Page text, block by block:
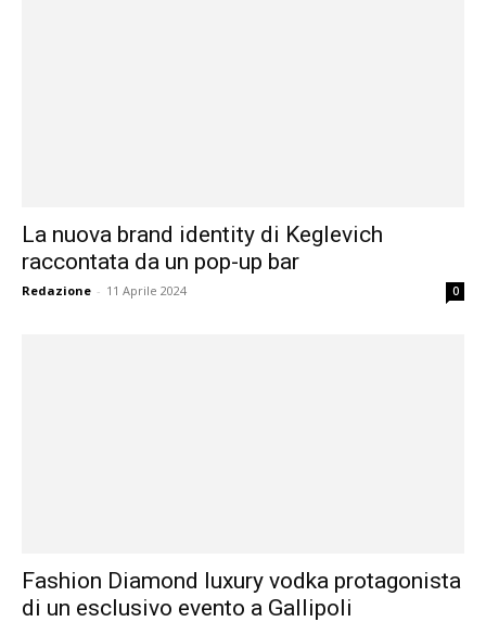
La nuova brand identity di Keglevich
raccontata da un pop-up bar
Redazione - 11 Aprile 2024 0
Fashion Diamond luxury vodka protagonista
di un esclusivo evento a Gallipoli